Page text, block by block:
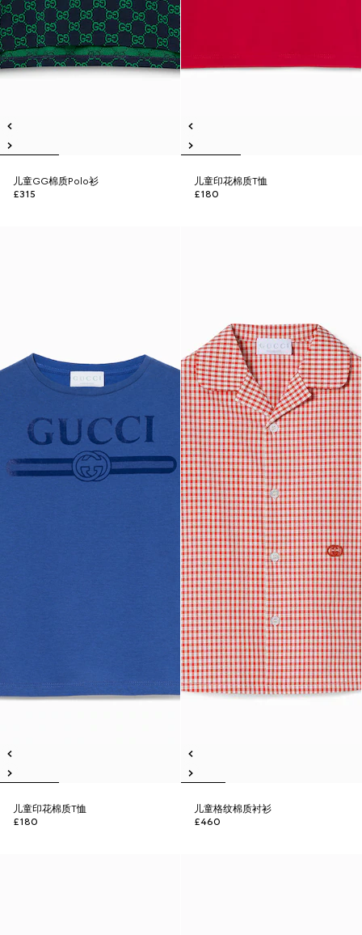
儿童GG棉质Polo衫
£315
儿童印花棉质T恤
£180
儿童印花棉质T恤
£180
儿童格纹棉质衬衫
£460